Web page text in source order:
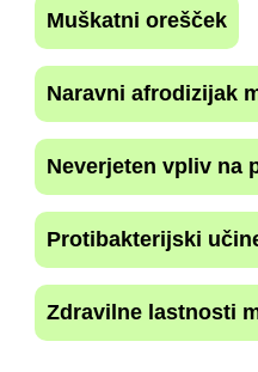
Muškatni orešček
Naravni afrodizijak
Neverjeten vpliv na
Protibakterijski
Zdravilne lastnosti